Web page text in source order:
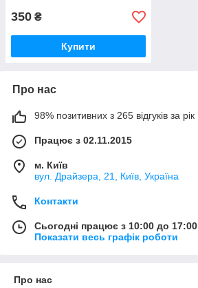
350 ₴
Купити
Про нас
98% позитивних з 265 відгуків за рік
Працює з 02.11.2015
м. Київ
вул. Драйзера, 21, Київ, Україна
Контакти
Сьогодні працює з 10:00 до 17:00
Показати весь графік роботи
Про нас